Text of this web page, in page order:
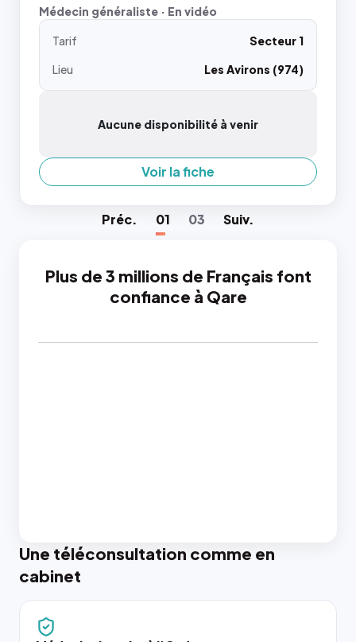
Médecin généraliste · En vidéo
Tarif
Secteur 1
Lieu
Les Avirons (974)
Aucune disponibilité à venir
Voir la fiche
Préc. 01 03 Suiv.
Plus de 3 millions de Français font
confiance à Qare
Une téléconsultation comme en
cabinet